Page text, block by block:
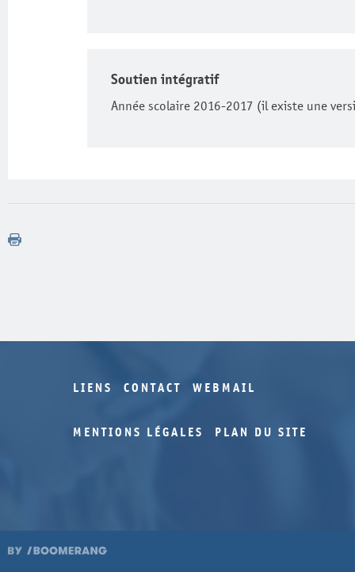
Soutien intégratif
Année scolaire 2016-2017 (il existe une
LIENS CONTACT WEBMAIL
MENTIONS LÉGALES PLAN DU SITE